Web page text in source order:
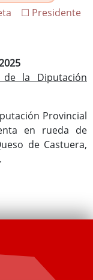
☐ Presidente
de la Diputación
Provincial
en rueda de
de Castuera,